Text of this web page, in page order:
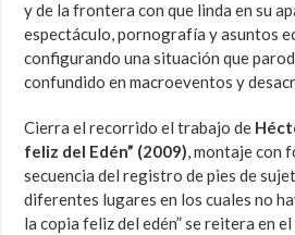
y de la frontera con que linda en su
espectáculo, pornografía y asuntos
configurando una situación que
confundido en macroeventos y
Cierra el recorrido el trabajo de
feliz del Edén” (2009), montaje con
secuencia del registro de pies de
diferentes lugares en los cuales no
la copia feliz del edén” se reitera en